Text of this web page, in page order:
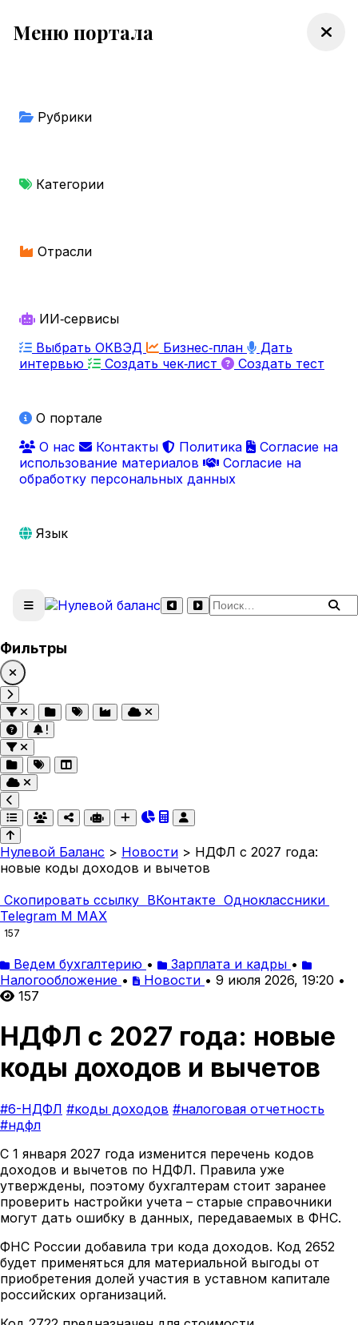
Меню портала
Рубрики
Категории
Отрасли
ИИ‑сервисы
Выбрать ОКВЭД
Бизнес‑план
Дать
интервью
Создать чек‑лист Создать тест
О портале
О нас
Контакты Политика
Согласие на
использование материалов
Согласие на
обработку персональных данных
Язык
Поиск по сайту
Фильтры
Нулевой Баланс > Новости > НДФЛ с 2027 года:
новые коды доходов и вычетов
Скопировать ссылку ВКонтакте Одноклассники
Telegram M MAX
157
Ведем бухгалтерию • Зарплата и кадры •
Налогообложение • Новости • 9 июля 2026, 19:20 •
157
НДФЛ с 2027 года: новые
коды доходов и вычетов
#6-НДФЛ #коды доходов #налоговая отчетность
#ндфл
С 1 января 2027 года изменится перечень кодов
доходов и вычетов по НДФЛ. Правила уже
утверждены, поэтому бухгалтерам стоит заранее
проверить настройки учета – старые справочники
могут дать ошибку в данных, передаваемых в ФНС.
ФНС России добавила три кода доходов. Код 2652
будет применяться для материальной выгоды от
приобретения долей участия в уставном капитале
российских организаций.